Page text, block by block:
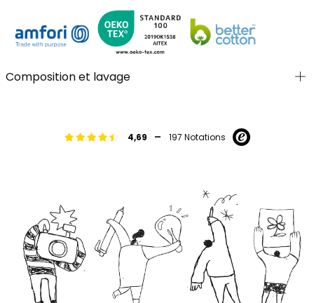
un look frais et joyeux. C'est une option moderne et
polyvalente pour la garde-robe de toute fille.
Composition et lavage
4,69 - 197 Notations